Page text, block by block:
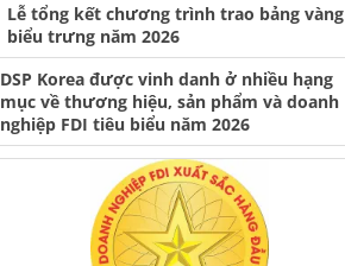
Lễ tổng kết chương trình trao bảng vàng
biểu trưng năm 2026
DSP Korea được vinh danh ở nhiều hạng
mục về thương hiệu, sản phẩm và doanh
nghiệp FDI tiêu biểu năm 2026